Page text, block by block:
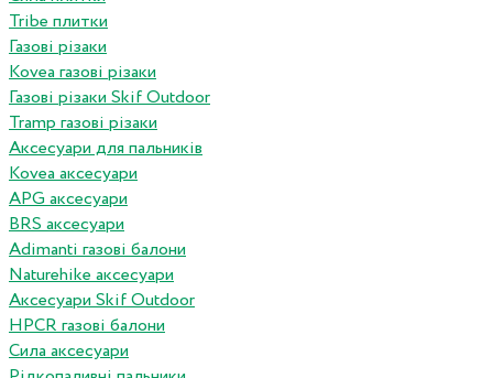
Tribe плитки
Газові різаки
Kovea газові різаки
Газові різаки Skif Outdoor
Tramp газові різаки
Аксесуари для пальників
Kovea аксесуари
APG аксесуари
BRS аксесуари
Adimanti газові балони
Naturehike аксесуари
Аксесуари Skif Outdoor
HPCR газові балони
Сила аксесуари